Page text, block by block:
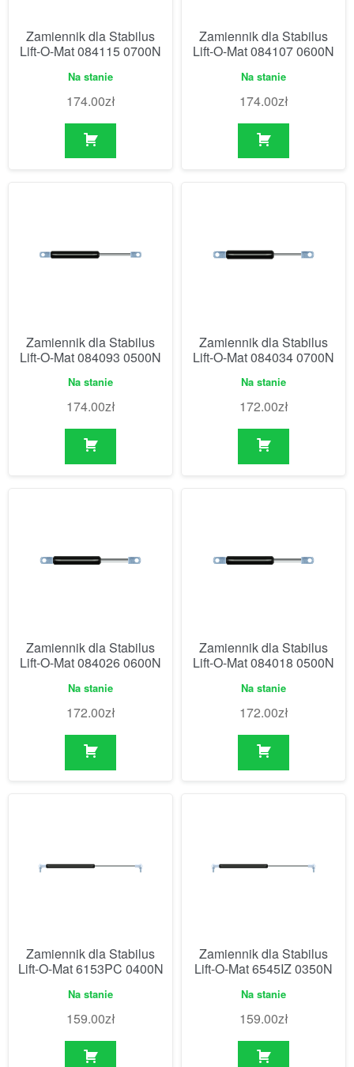
Zamiennik dla Stabilus
Lift-O-Mat 084115 0700N
Na stanie
174.00zł
Zamiennik dla Stabilus
Lift-O-Mat 084107 0600N
Na stanie
174.00zł
Zamiennik dla Stabilus
Lift-O-Mat 084093 0500N
Na stanie
174.00zł
Zamiennik dla Stabilus
Lift-O-Mat 084034 0700N
Na stanie
172.00zł
Zamiennik dla Stabilus
Lift-O-Mat 084026 0600N
Na stanie
172.00zł
Zamiennik dla Stabilus
Lift-O-Mat 084018 0500N
Na stanie
172.00zł
Zamiennik dla Stabilus
Lift-O-Mat 6153PC 0400N
Na stanie
159.00zł
Zamiennik dla Stabilus
Lift-O-Mat 6545IZ 0350N
Na stanie
159.00zł